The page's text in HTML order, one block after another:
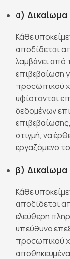
α) Δικαίωμα
Κάθε
αποδίδεται
λαμβάνει από
επιβεβαίωση
προσωπικού
υφίστανται
δεδομένων
στιγμή, να
εργαζόμενο
β)
Κάθε
αποδίδεται
ελεύθερη
υπεύθυνο
προσωπικού